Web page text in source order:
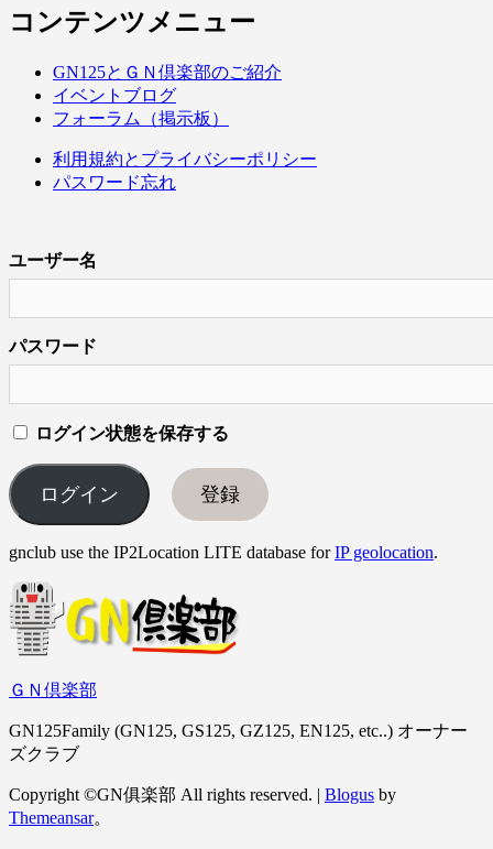
コンテンツメニュー
GN125とＧＮ倶楽部のご紹介
イベントブログ
フォーラム（掲示板）
利用規約とプライバシーポリシー
パスワード忘れ
ユーザー名
パスワード
ログイン状態を保存する
登録
gnclub use the IP2Location LITE database forIP geolocation.
ＧＮ倶楽部
GN125Family (GN125, GS125, GZ125, EN125, etc..) オーナー
ズクラブ
Copyright ©GN俱楽部 All rights reserved. | Blogus by
Themeansar。